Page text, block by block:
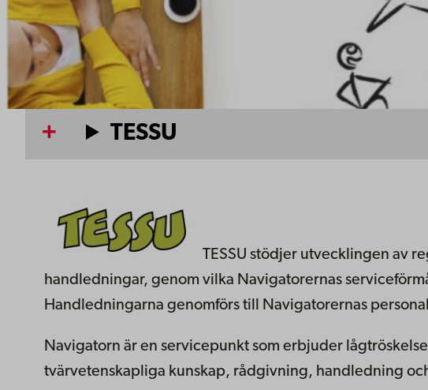
TESSU
TESSU stödjer utvecklingen av
handledningar, genom vilka Navigatorernas
Handledningarna genomförs till Navigatorernas
Navigatorn är en servicepunkt som erbjuder
tvärvetenskapliga kunskap, rådgivning, handledning